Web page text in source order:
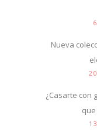
Nueva
¿Casarte con